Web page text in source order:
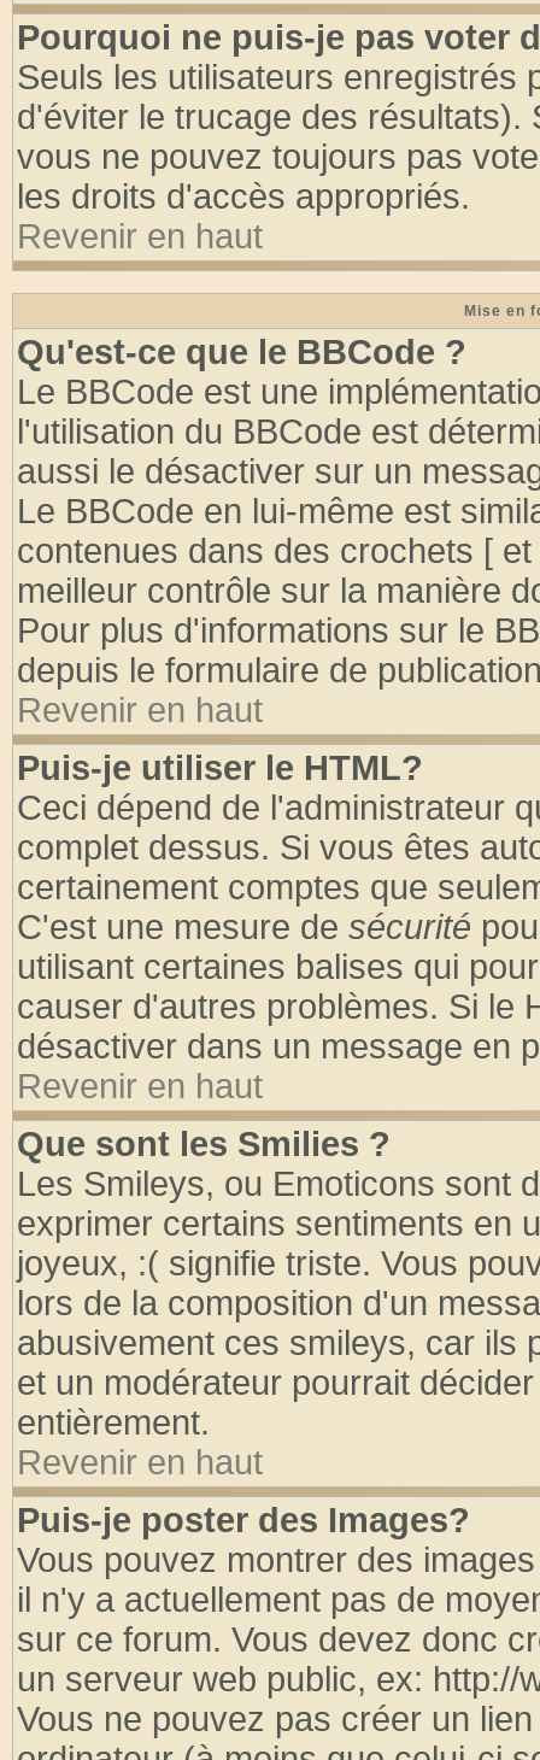
Pourquoi ne puis-je pas voter
Seuls les utilisateurs enregistrés
d'éviter le trucage des
vous ne pouvez toujours pas
les droits d'accès appropriés.
Revenir en haut
Mise en
Qu'est-ce que le BBCode ?
Le BBCode est une
l'utilisation du BBCode est
aussi le désactiver sur un
Le BBCode en lui-même est
contenues dans des crochets [
meilleur contrôle sur la manière
Pour plus d'informations sur le
depuis le formulaire de
Revenir en haut
Puis-je utiliser le HTML?
Ceci dépend de l'administrateur
complet dessus. Si vous êtes
certainement comptes que
C'est une mesure de sécurité
utilisant certaines balises qui
causer d'autres problèmes. Si le
désactiver dans un message en
Revenir en haut
Que sont les Smilies ?
Les Smileys, ou Emoticons sont
exprimer certains sentiments en
joyeux, :( signifie triste. Vous
lors de la composition d'un
abusivement ces smileys, car ils
et un modérateur pourrait
entièrement.
Revenir en haut
Puis-je poster des Images?
Vous pouvez montrer des
il n'y a actuellement pas de
sur ce forum. Vous devez donc
un serveur web public, ex: http://
Vous ne pouvez pas créer un